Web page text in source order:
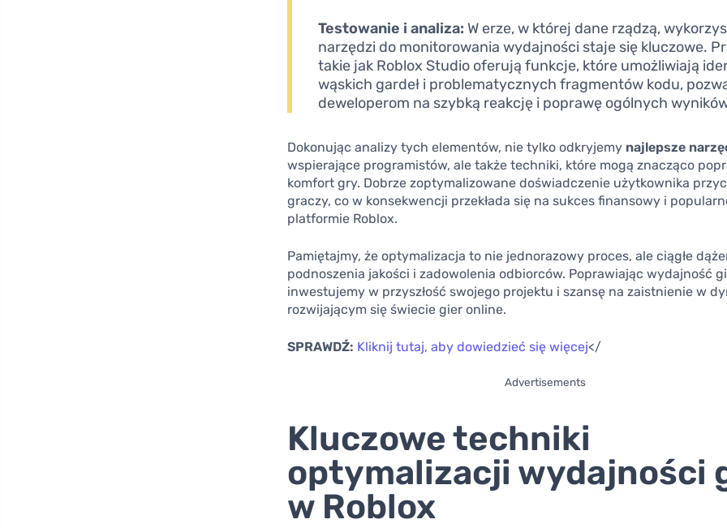
Testowanie i analiza: W erze, w której dane rządzą,
narzędzi do monitorowania wydajności staje się kluczowe.
takie jak Roblox Studio oferują funkcje, które umożliwiają
wąskich gardeł i problematycznych fragmentów kodu,
deweloperom na szybką reakcję i poprawę ogólnych
Dokonując analizy tych elementów, nie tylko odkryjemy najlepsze
wspierające programistów, ale także techniki, które mogą znacząco
komfort gry. Dobrze zoptymalizowane doświadczenie użytkownika
graczy, co w konsekwencji przekłada się na sukces finansowy i
platformie Roblox.
Pamiętajmy, że optymalizacja to nie jednorazowy proces, ale ciągłe
podnoszenia jakości i zadowolenia odbiorców. Poprawiając wydajność
inwestujemy w przyszłość swojego projektu i szansę na zaistnienie w
rozwijającym się świecie gier online.
SPRAWDŹ: Kliknij tutaj, aby dowiedzieć się więcej</
Advertisements
Kluczowe techniki
optymalizacji wydajności
w Roblox